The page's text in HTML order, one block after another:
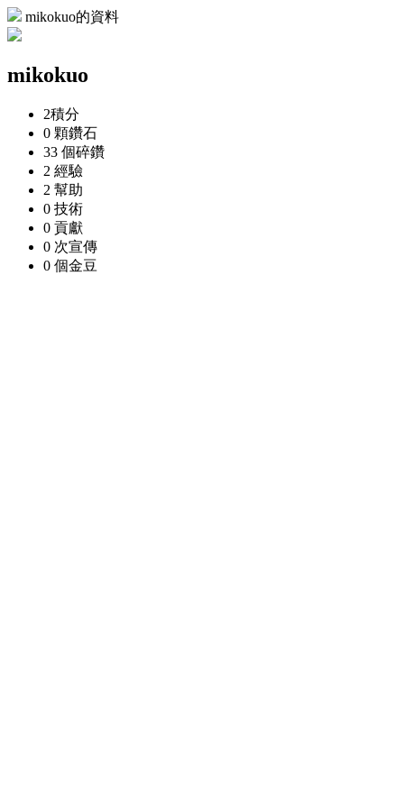
mikokuo的資料
mikokuo
2積分
0 顆鑽石
33 個碎鑽
2 經驗
2 幫助
0 技術
0 貢獻
0 次宣傳
0 個金豆